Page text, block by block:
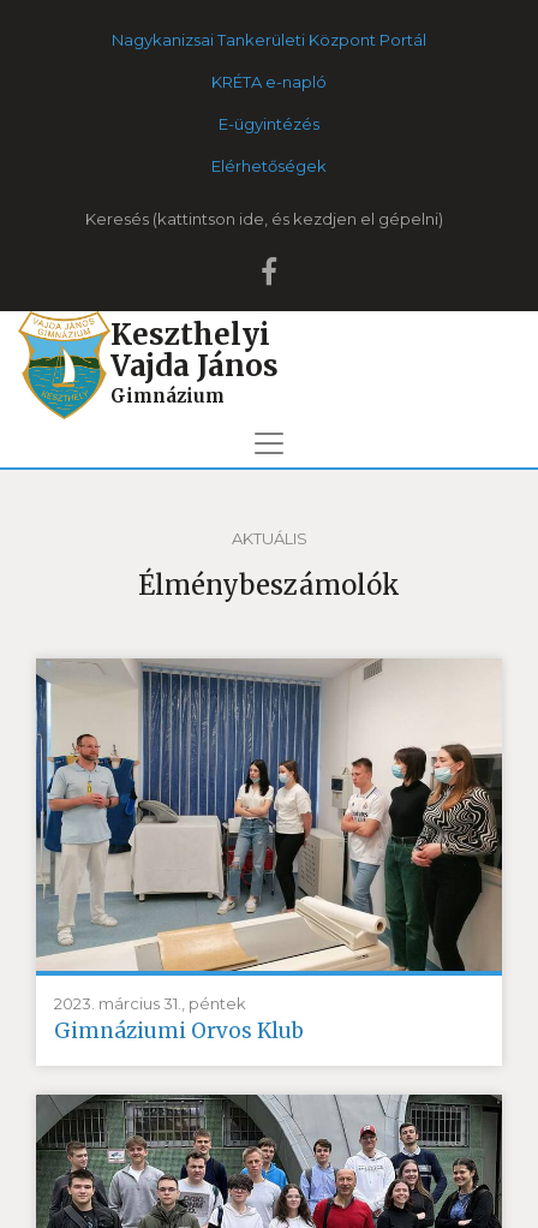
Nagykanizsai Tankerületi Központ Portál
KRÉTA e-napló
E-ügyintézés
Elérhetőségek
Keresés
Keszthelyi
Vajda János
Gimnázium
AKTUÁLIS
Élménybeszámolók
2023. március 31., péntek
Gimnáziumi Orvos Klub